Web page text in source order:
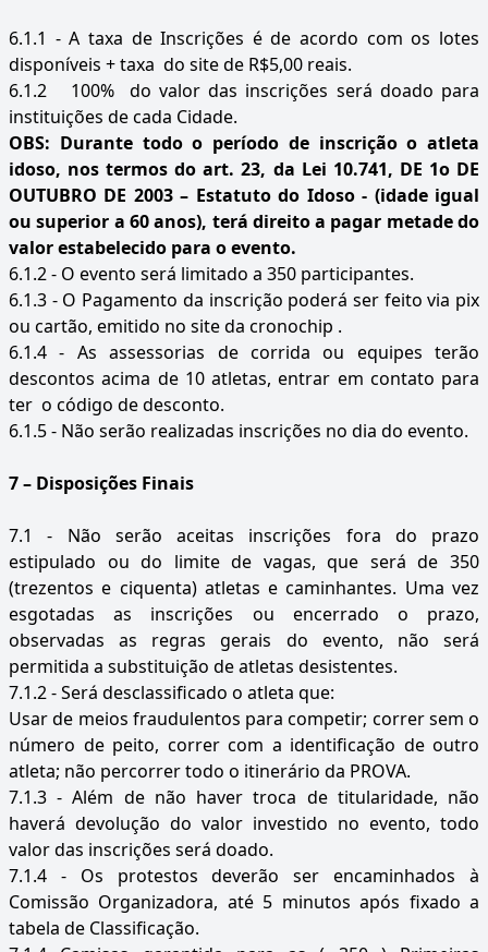
6.1.1 - A taxa de Inscrições é de acordo com os lotes
disponíveis + taxa do site de R$5,00 reais.
6.1.2 100% do valor das inscrições será doado para
instituições de cada Cidade.
OBS: Durante todo o período de inscrição o atleta
idoso, nos termos do art. 23, da Lei 10.741, DE 1o DE
OUTUBRO DE 2003 – Estatuto do Idoso - (idade igual
ou superior a 60 anos), terá direito a pagar metade do
valor estabelecido para o evento.
6.1.2 - O evento será limitado a 350 participantes.
6.1.3 - O Pagamento da inscrição poderá ser feito via pix
ou cartão, emitido no site da cronochip .
6.1.4 - As assessorias de corrida ou equipes terão
descontos acima de 10 atletas, entrar em contato para
ter o código de desconto.
6.1.5 - Não serão realizadas inscrições no dia do evento.
7 – Disposições Finais
7.1 - Não serão aceitas inscrições fora do prazo
estipulado ou do limite de vagas, que será de 350
(trezentos e ciquenta) atletas e caminhantes. Uma vez
esgotadas as inscrições ou encerrado o prazo,
observadas as regras gerais do evento, não será
permitida a substituição de atletas desistentes.
7.1.2 - Será desclassificado o atleta que:
Usar de meios fraudulentos para competir; correr sem o
número de peito, correr com a identificação de outro
atleta; não percorrer todo o itinerário da PROVA.
7.1.3 - Além de não haver troca de titularidade, não
haverá devolução do valor investido no evento, todo
valor das inscrições será doado.
7.1.4 - Os protestos deverão ser encaminhados à
Comissão Organizadora, até 5 minutos após fixado a
tabela de Classificação.